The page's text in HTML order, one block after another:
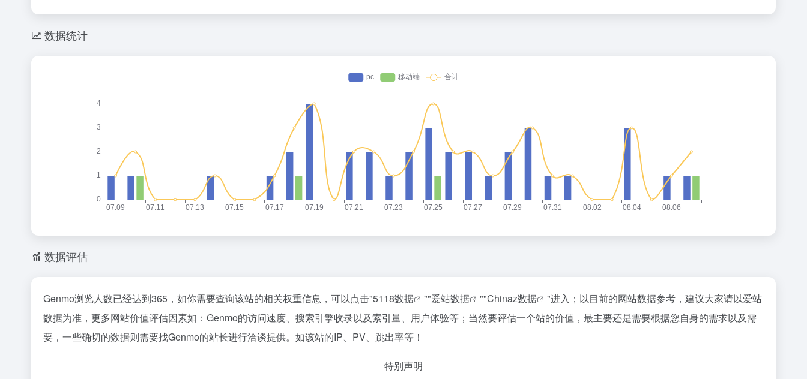
数据统计
数据评估
Genmo浏览人数已经达到365，如你需要查询该站的相关权重信息，可以点击"5118数据 ""爱站数据 ""Chinaz数据
"进入；以目前的网站数据参考，建议大家请以爱站
数据为准，更多网站价值评估因素如：Genmo的访问速度、搜索引擎收录以及索引量、用户体验等；当然要评估一个站的价值，最主要还是需要根据您自身的需求以及需
要，一些确切的数据则需要找Genmo的站长进行洽谈提供。如该站的IP、PV、跳出率等！
特别声明